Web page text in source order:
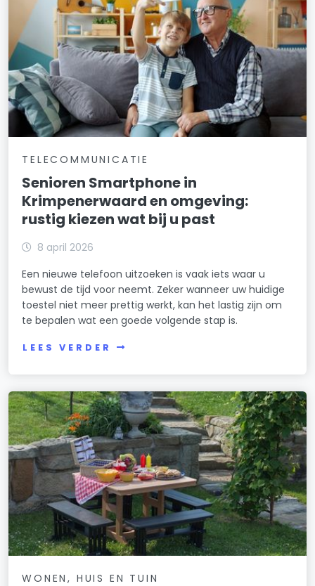
TELECOMMUNICATIE
Senioren Smartphone in
Krimpenerwaard en omgeving:
rustig kiezen wat bij u past
8 april 2026
Een nieuwe telefoon uitzoeken is vaak iets waar u
bewust de tijd voor neemt. Zeker wanneer uw huidige
toestel niet meer prettig werkt, kan het lastig zijn om
te bepalen wat een goede volgende stap is.
LEES VERDER
WONEN, HUIS EN TUIN